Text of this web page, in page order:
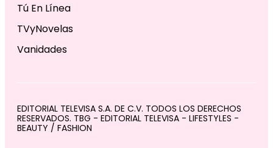
Tú En Línea
TVyNovelas
Vanidades
EDITORIAL TELEVISA S.A. DE C.V. TODOS LOS DERECHOS
RESERVADOS. TBG - EDITORIAL TELEVISA - LIFESTYLES -
BEAUTY / FASHION